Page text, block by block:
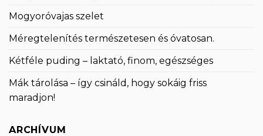
Mogyoróvajas szelet
Méregtelenítés természetesen és óvatosan.
Kétféle puding – laktató, finom, egészséges
Mák tárolása – így csináld, hogy sokáig friss
maradjon!
ARCHÍVUM